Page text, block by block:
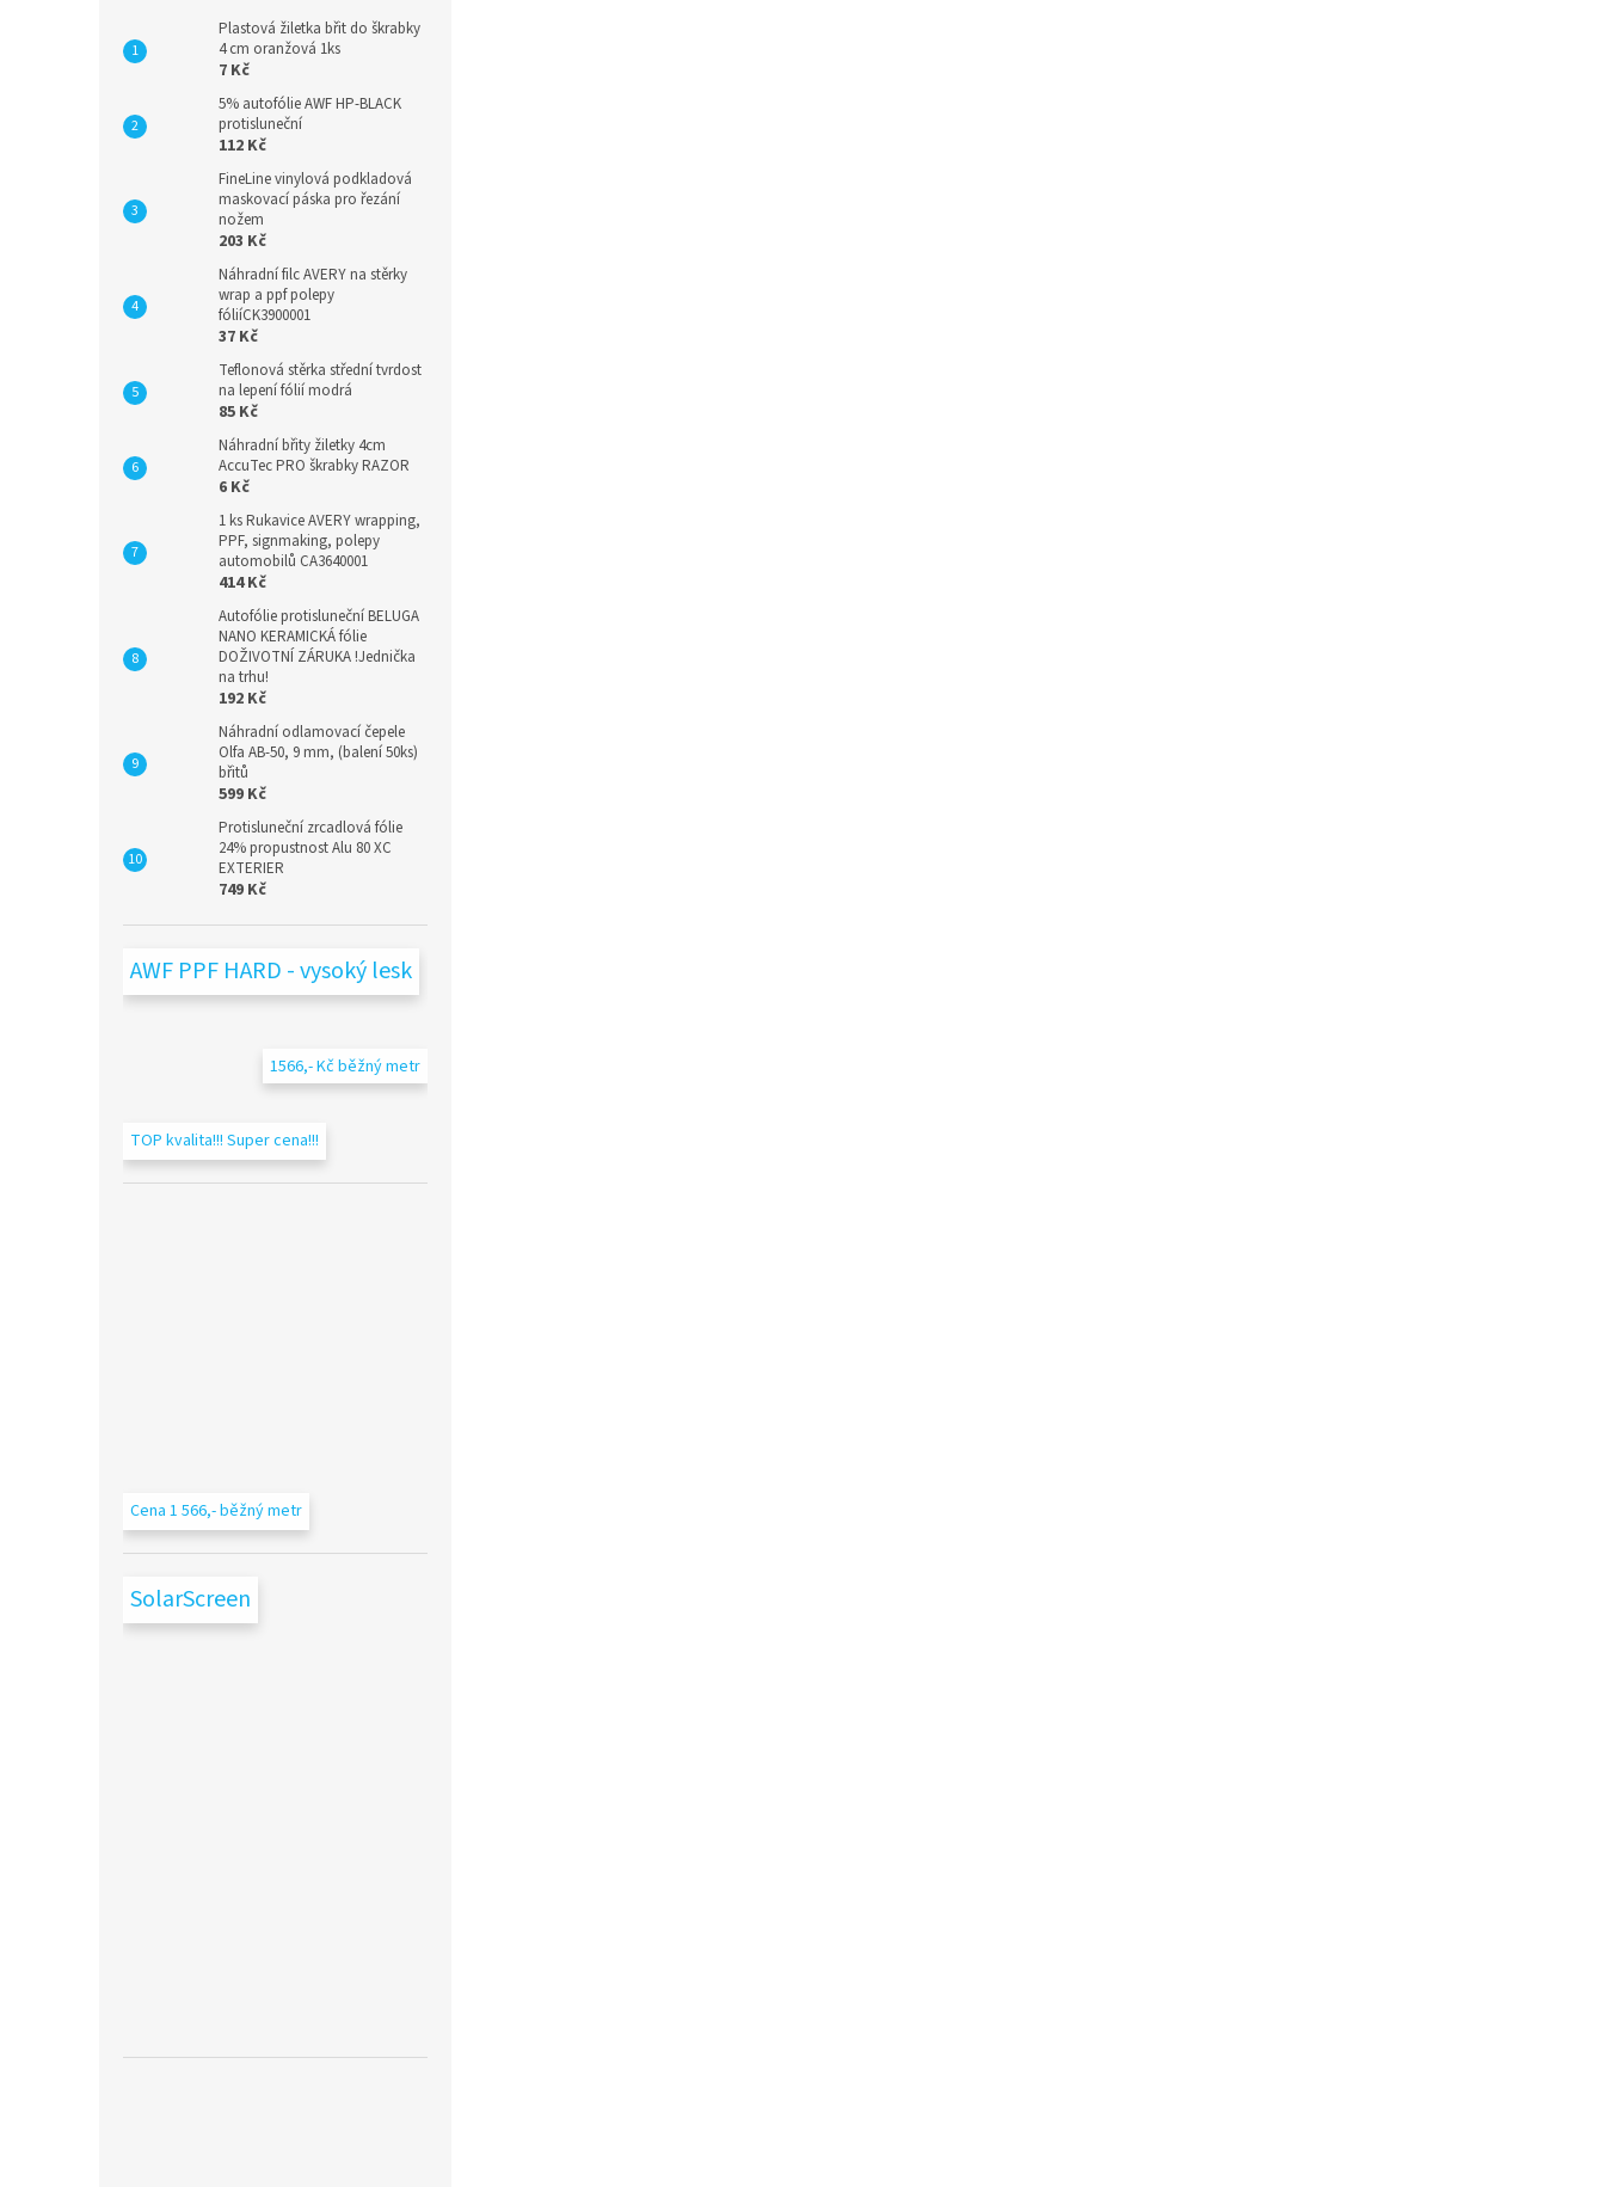
Plastová žiletka břit do škrabky
4 cm oranžová 1ks
7 Kč
5% autofólie AWF HP-BLACK
protisluneční
112 Kč
FineLine vinylová podkladová
maskovací páska pro řezání
nožem
203 Kč
Náhradní filc AVERY na stěrky
wrap a ppf polepy
fóliíCK3900001
37 Kč
Teflonová stěrka střední tvrdost
na lepení fólií modrá
85 Kč
Náhradní břity žiletky 4cm
AccuTec PRO škrabky RAZOR
6 Kč
1 ks Rukavice AVERY wrapping,
PPF, signmaking, polepy
automobilů CA3640001
414 Kč
Autofólie protisluneční BELUGA
NANO KERAMICKÁ fólie
DOŽIVOTNÍ ZÁRUKA !Jednička
na trhu!
192 Kč
Náhradní odlamovací čepele
Olfa AB-50, 9 mm, (balení 50ks)
břitů
599 Kč
Protisluneční zrcadlová fólie
24% propustnost Alu 80 XC
EXTERIER
749 Kč
AWF PPF HARD - vysoký lesk
TOP kvalita!!! Super cena!!!
1566,- Kč běžný metr
Cena 1 566,- běžný metr
SolarScreen